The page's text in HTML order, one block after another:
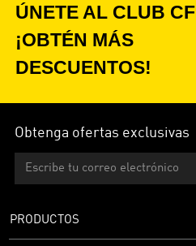
ÚNETE AL CLUB CF
¡OBTÉN MÁS
DESCUENTOS!
Obtenga ofertas exclusivas
PRODUCTOS